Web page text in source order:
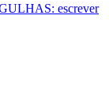
escrever